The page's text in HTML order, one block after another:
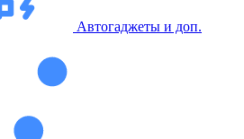
Автогаджеты и доп.